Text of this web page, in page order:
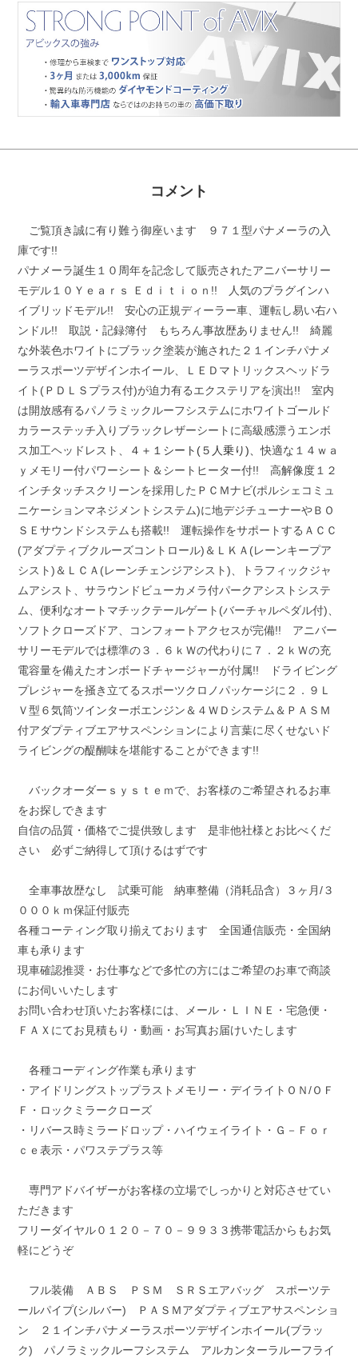
コメント
ご覧頂き誠に有り難う御座います ９７１型パナメーラの入
庫です!!
パナメーラ誕生１０周年を記念して販売されたアニバーサリー
モデル１０Ｙｅａｒｓ Ｅｄｉｔｉｏｎ!! 人気のプラグインハ
イブリッドモデル!! 安心の正規ディーラー車、運転し易い右ハ
ンドル!! 取説・記録簿付 もちろん事故歴ありません!! 綺麗
な外装色ホワイトにブラック塗装が施された２１インチパナメ
ーラスポーツデザインホイール、ＬＥＤマトリックスヘッドラ
イト(ＰＤＬＳプラス付)が迫力有るエクステリアを演出!! 室内
は開放感有るパノラミックルーフシステムにホワイトゴールド
カラーステッチ入りブラックレザーシートに高級感漂うエンボ
ス加工ヘッドレスト、
４＋１シート(５人乗り)、快適な１４ｗａ
ｙメモリー付パワーシート＆シートヒーター付!! 高解像度１２
インチタッチスクリーンを採用したＰＣＭナビ(ポルシェコミュ
ニケーションマネジメントシステム)に地デジチューナーやＢＯ
ＳＥサウンドシステムも搭載!! 運転操作をサポートするＡＣＣ
(アダプティブクルーズコントロール)＆ＬＫＡ(レーンキープア
シスト)＆ＬＣＡ(レーンチェンジアシスト)、トラフィックジャ
ムアシスト、サラウンドビューカメラ付パークアシストシステ
ム、便利なオートマチックテールゲート(バーチャルペダル付)、
ソフトクローズドア、コンフォートアクセスが完備!! アニバー
サリーモデルでは標準の３．６ｋＷの代わりに７．２ｋＷの充
電容量を備えたオンボードチャージャーが付属!! ドライビング
プレジャーを掻き立てるスポーツクロノパッケージに２．９Ｌ
Ｖ型６気筒ツインターボエンジン＆４ＷＤシステム＆ＰＡＳＭ
付アダプティブエアサスペンションにより言葉に尽くせないド
ライビングの醍醐味を堪能することができます!!
バックオーダーｓｙｓｔｅｍで、お客様のご希望されるお車
をお探しできます
自信の品質・価格でご提供致します 是非他社様とお比べくだ
さい 必ずご納得して頂けるはずです
全車事故歴なし 試乗可能 納車整備（消耗品含）３ヶ月/３
０００ｋｍ保証付販売
各種コーティング取り揃えております 全国通信販売・全国納
車も承ります
現車確認推奨・お仕事などで多忙の方にはご希望のお車で商談
にお伺いいたします
お問い合わせ頂いたお客様には、メール・ＬＩＮＥ・宅急便・
ＦＡＸにてお見積もり・動画・お写真お届けいたします
各種コーディング作業も承ります
・アイドリングストップラストメモリー・デイライトＯＮ/ＯＦ
Ｆ・ロックミラークローズ
・リバース時ミラードロップ・ハイウェイライト・Ｇ－Ｆｏｒ
ｃｅ表示・パワステプラス等
専門アドバイザーがお客様の立場でしっかりと対応させてい
ただきます
フリーダイヤル０１２０－７０－９９３３携帯電話からもお気
軽にどうぞ
フル装備 ＡＢＳ ＰＳＭ ＳＲＳエアバッグ スポーツテ
ールパイプ(シルバー) ＰＡＳＭアダプティブエアサスペンショ
ン ２１インチパナメーラスポーツデザインホイール(ブラッ
ク) パノラミックルーフシステム アルカンターラルーフライ